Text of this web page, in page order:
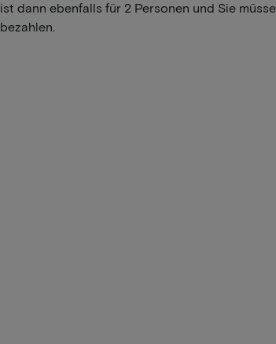
ist dann ebenfalls für 2 Personen und Sie
bezahlen.